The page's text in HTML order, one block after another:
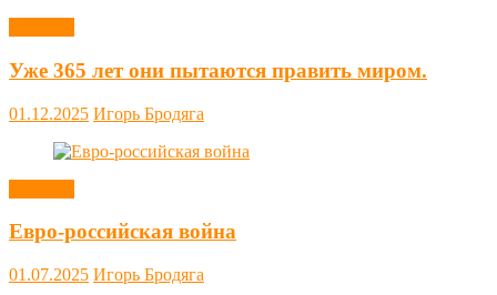
Уже 365 лет они пытаются править миром.
01.12.2025 Игорь Бродяга
Евро-российская война
01.07.2025 Игорь Бродяга